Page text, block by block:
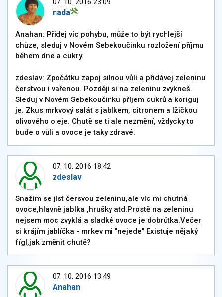
07. 10. 2016 23:09
nada
Anahan: Přidej víc pohybu, může to být rychlejší
chůze, sleduj v Novém Sebekoučinku rozložení příjmu
během dne a cukry.
zdeslav: Zpočátku zapoj silnou vůli a přidávej zeleninu
čerstvou i vařenou. Později si na zeleninu zvykneš.
Sleduj v Novém Sebekoučinku příjem cukrů a koriguj
je. Zkus mrkvový salát s jablkem, citronem a lžičkou
olivového oleje. Chutě se ti ale nezmění, vždycky to
bude o vůli a ovoce je taky zdravé.
07. 10. 2016 18:42
zdeslav
Snažím se jíst čersvou zeleninu,ale víc mi chutná
ovoce,hlavně jablka ,hrušky atd.Prostě na zeleninu
nejsem moc zvyklá a sladké ovoce je dobrůtka.Večer
si krájím jablíčka - mrkev mi "nejede" Existuje nějaký
fígl,jak změnit chutě?
07. 10. 2016 13:49
Anahan